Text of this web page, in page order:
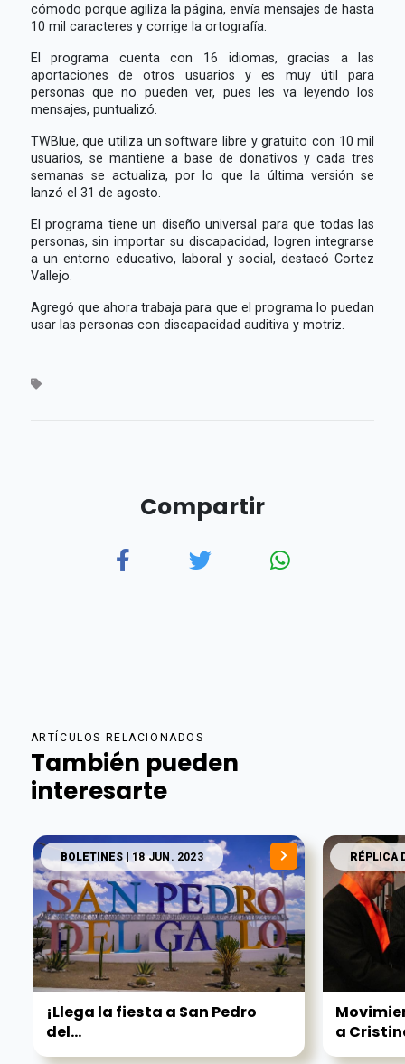
cómodo porque agiliza la página, envía mensajes de hasta
10 mil caracteres y corrige la ortografía.
El programa cuenta con 16 idiomas, gracias a las
aportaciones de otros usuarios y es muy útil para
personas que no pueden ver, pues les va leyendo los
mensajes, puntualizó.
TWBlue, que utiliza un software libre y gratuito con 10 mil
usuarios, se mantiene a base de donativos y cada tres
semanas se actualiza, por lo que la última versión se
lanzó el 31 de agosto.
El programa tiene un diseño universal para que todas las
personas, sin importar su discapacidad, logren integrarse
a un entorno educativo, laboral y social, destacó Cortez
Vallejo.
Agregó que ahora trabaja para que el programa lo puedan
usar las personas con discapacidad auditiva y motriz.
Compartir
ARTÍCULOS RELACIONADOS
También pueden
interesarte
BOLETINES| 18 JUN. 2023
¡Llega la fiesta a San Pedro
del...
RÉPLICA
a